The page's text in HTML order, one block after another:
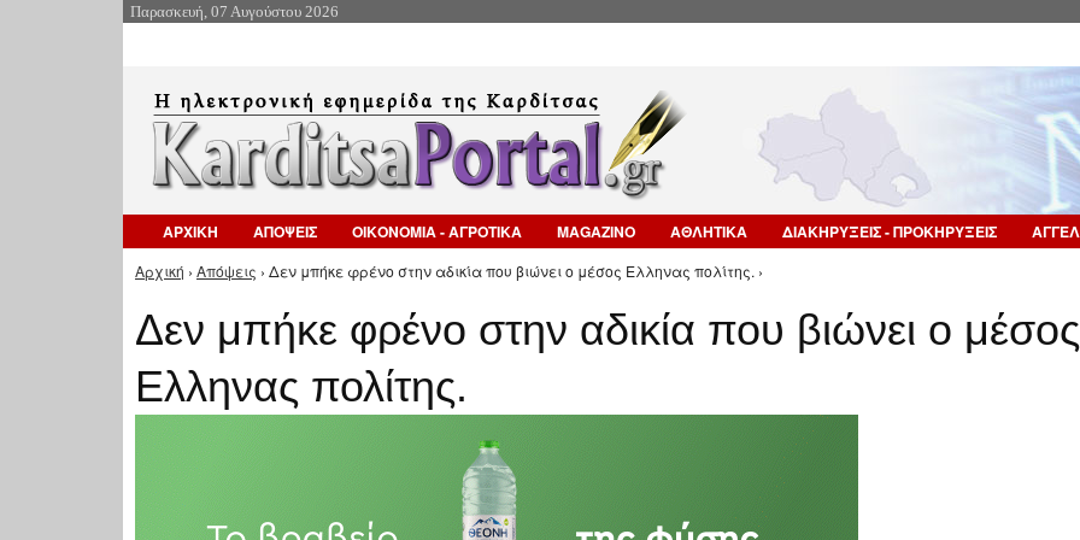
Παρασκευή, 07 Αυγούστου 2026
ΑΡΧΙΚΗ ΑΠΟΨΕΙΣ ΟΙΚΟΝΟΜΙΑ - ΑΓΡΟΤΙΚΑ MAGAZINO ΑΘΛΗΤΙΚΑ ΔΙΑΚΗΡΥΞΕΙΣ - ΠΡΟΚΗΡΥΞΕΙΣ
Είστε εδώ
Αρχική › Απόψεις › Δεν μπήκε φρένο στην αδικία που βιώνει ο μέσος Ελληνας πολίτης. ›
Δεν μπήκε φρένο στην αδικία που βιώνει ο μέσος
Ελληνας πολίτης.